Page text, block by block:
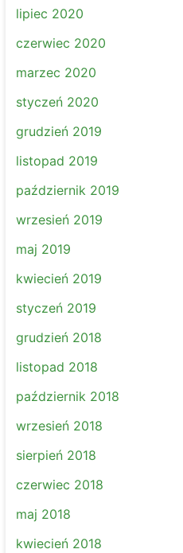
lipiec 2020
czerwiec 2020
marzec 2020
styczeń 2020
grudzień 2019
listopad 2019
październik 2019
wrzesień 2019
maj 2019
kwiecień 2019
styczeń 2019
grudzień 2018
listopad 2018
październik 2018
wrzesień 2018
sierpień 2018
czerwiec 2018
maj 2018
kwiecień 2018